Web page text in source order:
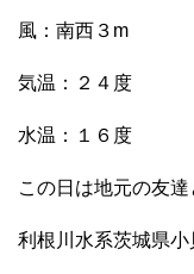
風：南西３m
気温：２４度
水温：１６度
この日は地元の友達
利根川水系茨城県小